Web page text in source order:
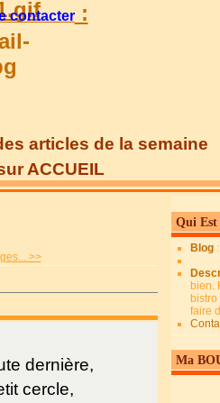
contacter:
articles de la semaine
ACCUEIL
>>
dernière,
cercle,
Qui Est
Blog
bien.
faire
Ma